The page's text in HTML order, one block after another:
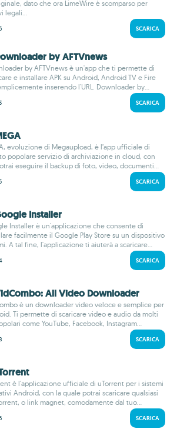
dato che ora LimeWire è scomparso per
legali...
SCARICA
by AFTVnews
by AFTVnews è un'app che ti permette di
e installare APK su Android, Android TV e Fire
inserendo l'URL. Downloader by...
SCARICA
evoluzione di Megaupload, è l’app ufficiale di
popolare servizio di archiviazione in cloud, con
eseguire il backup di foto, video, documenti...
SCARICA
Installer
Installer è un'applicazione che consente di
facilmente il Google Play Store su un dispositivo
A tal fine, l'applicazione ti aiuterà a scaricare...
SCARICA
All Video Downloader
è un downloader video veloce e semplice per
Ti permette di scaricare video e audio da molti
come YouTube, Facebook, Instagram...
SCARICA
è l'applicazione ufficiale di uTorrent per i sistemi
Android, con la quale potrai scaricare qualsiasi
o link magnet, comodamente dal tuo...
SCARICA